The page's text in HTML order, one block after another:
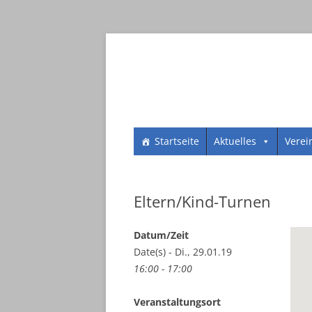
SV 1961 Dorheim
SV 1961 Dorheim e.V.
Zum
InhaltStartseite Aktuelles
Eltern/Kind-Turnen
Datum/Zeit
Date(s) - Di., 29.01.19
16:00 - 17:00
Veranstaltungsort